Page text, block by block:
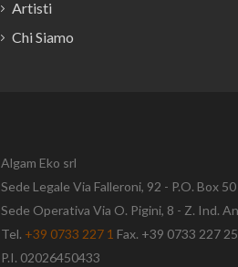
Artisti
Chi Siamo
Algam Eko srl
Sede Legale Via Falleroni, 92 - P.O. Box
Sede Operativa Via O. Pigini, 8 - Z. Ind.
Tel. +39 0733 227 1 Fax. +39 0733 227
P.I. 02026450433